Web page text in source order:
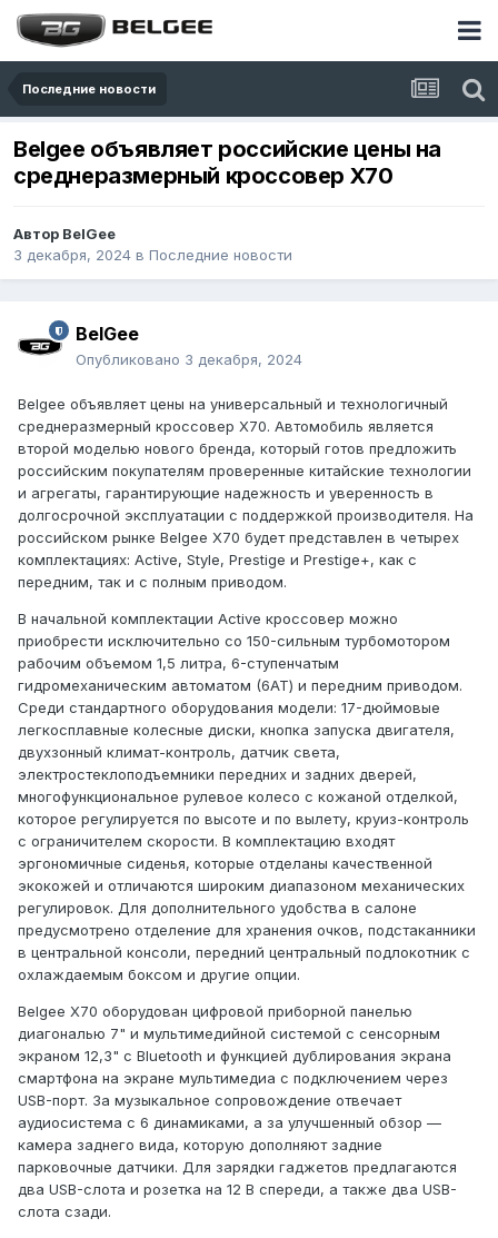
Последние новости
Belgee объявляет российские цены на
среднеразмерный кроссовер X70
Автор BelGee
3 декабря, 2024 в Последние новости
BelGee
Опубликовано 3 декабря, 2024
Belgee объявляет цены на универсальный и технологичный
среднеразмерный кроссовер X70. Автомобиль является
второй моделью нового бренда, который готов предложить
российским покупателям проверенные китайские технологии
и агрегаты, гарантирующие надежность и уверенность в
долгосрочной эксплуатации с поддержкой производителя. На
российском рынке Belgee X70 будет представлен в четырех
комплектациях: Active, Style, Prestige и Prestige+, как с
передним, так и с полным приводом.
В начальной комплектации Active кроссовер можно
приобрести исключительно со 150-сильным турбомотором
рабочим объемом 1,5 литра, 6-ступенчатым
гидромеханическим автоматом (6АТ) и передним приводом.
Среди стандартного оборудования модели: 17-дюймовые
легкосплавные колесные диски, кнопка запуска двигателя,
двухзонный климат-контроль, датчик света,
электростеклоподъемники передних и задних дверей,
многофункциональное рулевое колесо с кожаной отделкой,
которое регулируется по высоте и по вылету, круиз-контроль
с ограничителем скорости. В комплектацию входят
эргономичные сиденья, которые отделаны качественной
экокожей и отличаются широким диапазоном механических
регулировок. Для дополнительного удобства в салоне
предусмотрено отделение для хранения очков, подстаканники
в центральной консоли, передний центральный подлокотник с
охлаждаемым боксом и другие опции.
Belgee X70 оборудован цифровой приборной панелью
диагональю 7" и мультимедийной системой с сенсорным
экраном 12,3" с Bluetooth и функцией дублирования экрана
смартфона на экране мультимедиa с подключением через
USB-порт. За музыкальное сопровождение отвечает
аудиосистема с 6 динамиками, а за улучшенный обзор —
камера заднего вида, которую дополняют задние
парковочные датчики. Для зарядки гаджетов предлагаются
два USB-слота и розетка на 12 В спереди, а также два USB-
слота сзади.